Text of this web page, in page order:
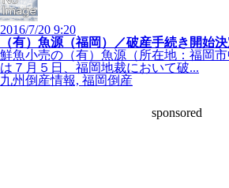
2016/7/20 9:20
（有）魚源（福岡）／破産手続き開始
鮮魚小売の（有）魚源（所在地：福岡
は７月５日、福岡地裁において破...
九州倒産情報, 福岡倒産
sponsored